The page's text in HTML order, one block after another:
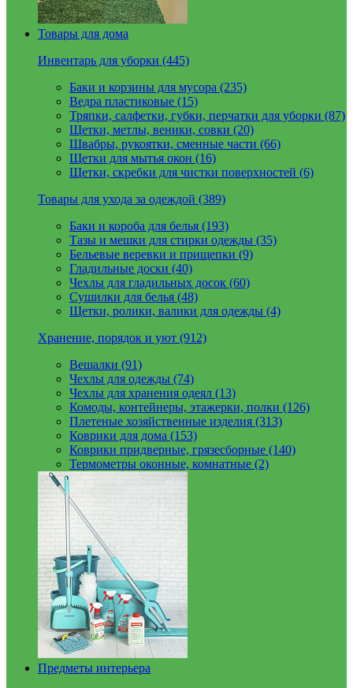
Товары для дома
Инвентарь для уборки (445)
Баки и корзины для мусора (235)
Ведра пластиковые (15)
Тряпки, салфетки, губки, перчатки для уборки (87)
Щетки, метлы, веники, совки (20)
Швабры, рукоятки, сменные части (66)
Щетки для мытья окон (16)
Щетки, скребки для чистки поверхностей (6)
Товары для ухода за одеждой (389)
Баки и короба для белья (193)
Тазы и мешки для стирки одежды (35)
Бельевые веревки и прищепки (9)
Гладильные доски (40)
Чехлы для гладильных досок (60)
Сушилки для белья (48)
Щетки, ролики, валики для одежды (4)
Хранение, порядок и уют (912)
Вешалки (91)
Чехлы для одежды (74)
Чехлы для хранения одеял (13)
Комоды, контейнеры, этажерки, полки (126)
Плетеные хозяйственные изделия (313)
Коврики для дома (153)
Коврики придверные, грязесборные (140)
Термометры оконные, комнатные (2)
Предметы интерьера